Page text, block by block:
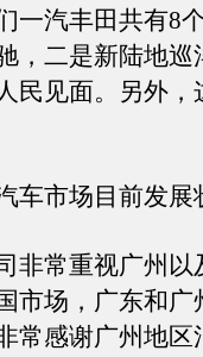
汽丰田共有8
，二是新陆地巡
民见面。另外，
市场目前发展
常重视广州以
市场，广东和广
常感谢广州地区